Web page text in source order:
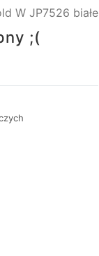
W JP7526 białe
;(